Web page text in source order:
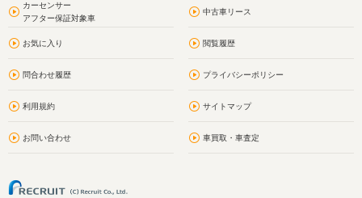
カーセンサー
アフター保証対象車
中古車リース
お気に入り 閲覧履歴
問合わせ履歴 プライバシーポリシー
利用規約 サイトマップ
お問い合わせ 車買取・車査定